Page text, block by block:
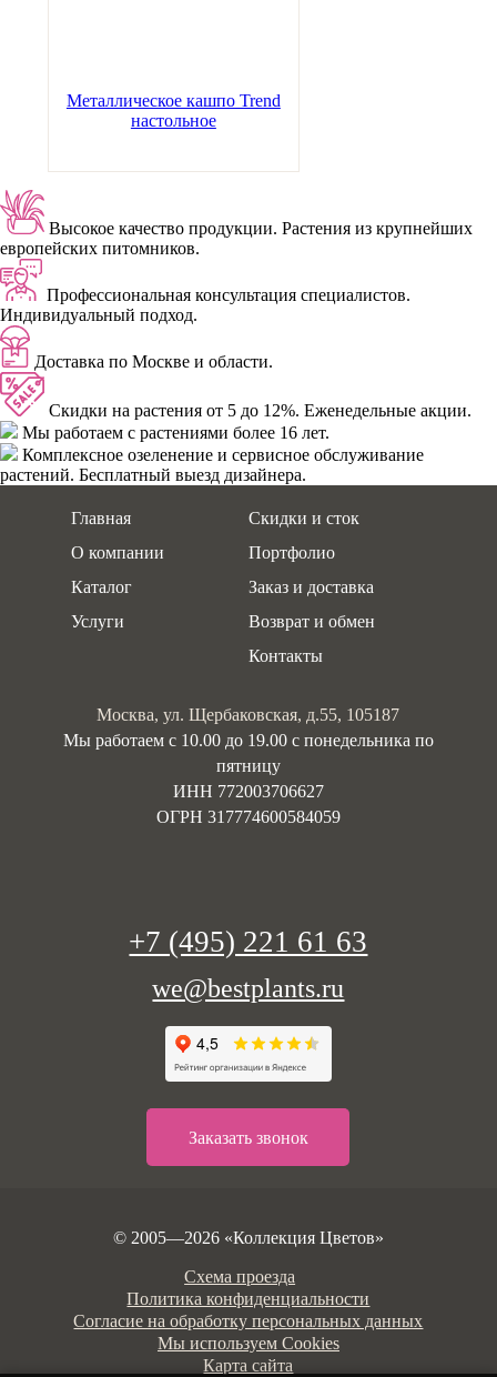
Металлическое кашпо Trend
настольное
Высокое качество продукции. Растения из крупнейших
европейских питомников.
Профессиональная консультация специалистов.
Индивидуальный подход.
Доставка по Москве и области.
Скидки на растения от 5 до 12%. Еженедельные акции.
Мы работаем с растениями более 16 лет.
Комплексное озеленение и сервисное обслуживание
растений. Бесплатный выезд дизайнера.
Главная
О компании
Каталог
Услуги
Скидки и сток
Портфолио
Заказ и доставка
Возврат и обмен
Контакты
Москва, ул. Щербаковская, д.55, 105187
Мы работаем с 10.00 до 19.00 c понедельника по
пятницу
ИНН 772003706627
ОГРН 317774600584059
+7 (495) 221 61 63
we@bestplants.ru
Заказать звонок
© 2005—2026 «Коллекция Цветов»
Схема проезда
Политика конфиденциальности
Согласие на обработку персональных данных
Мы используем Cookies
Карта сайта